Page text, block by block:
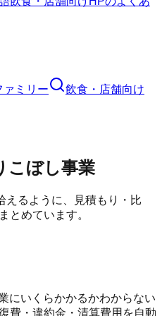
ァミリー
飲食・店舗向け
こぼし事業
えるように、見積もり・比
とめています。
にいくらかかるかわからない
費・違約金・清算費用を自動